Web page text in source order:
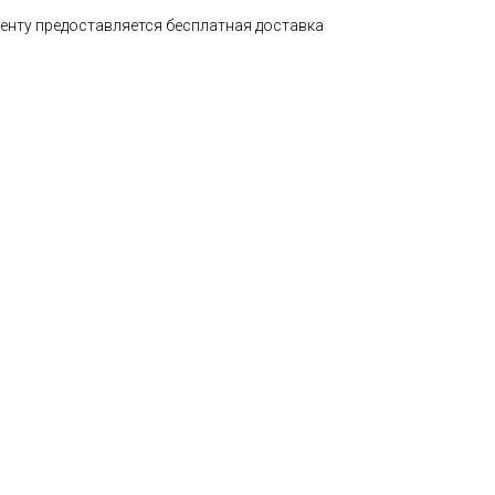
предоставляется бесплатная доставка